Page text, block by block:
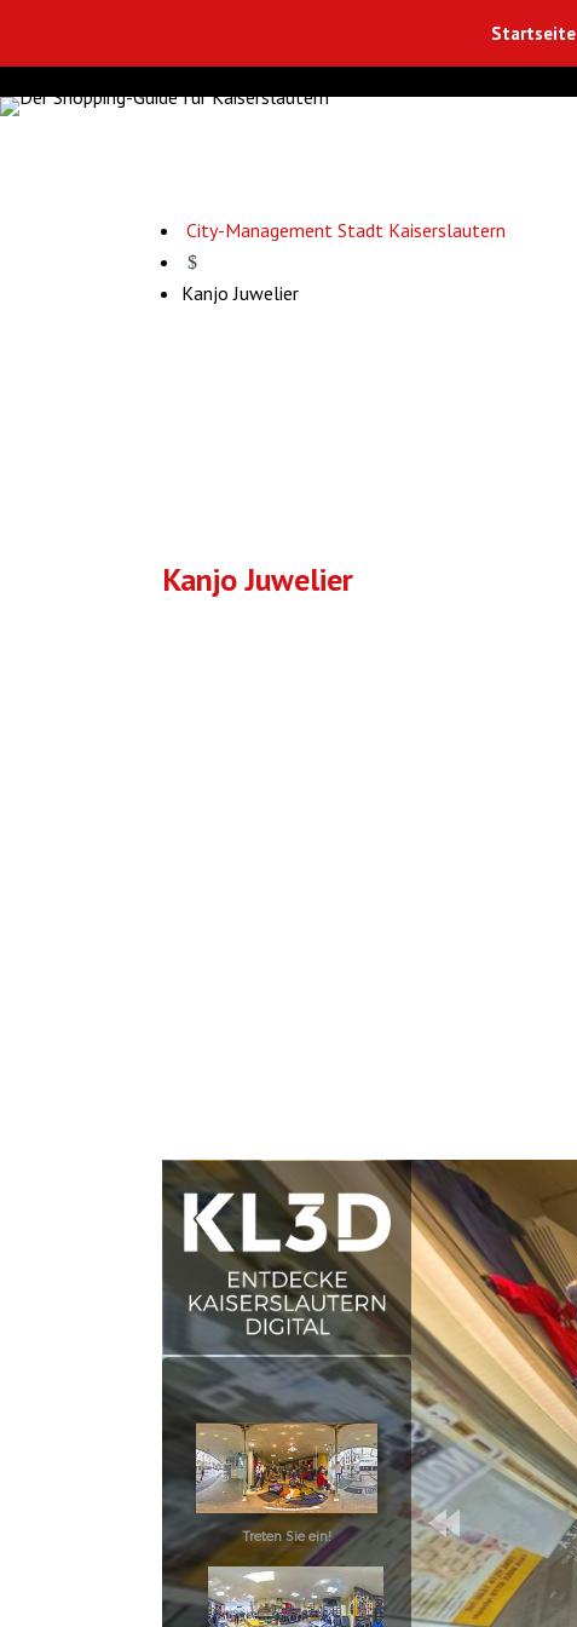
Startseite
City-Management Stadt Kaiserslautern
$
Kanjo Juwelier
Kanjo Juwelier